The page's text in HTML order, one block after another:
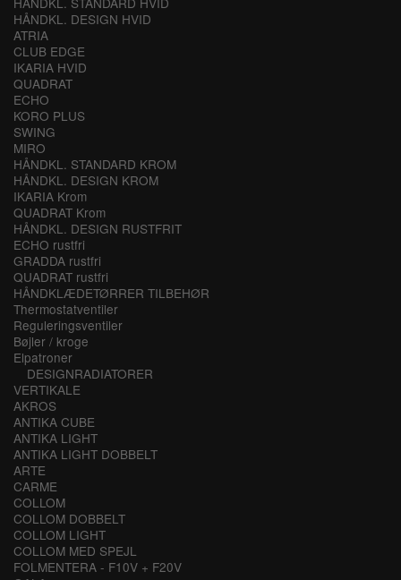
HÅNDKL. DESIGN HVID
ATRIA
CLUB EDGE
IKARIA HVID
QUADRAT
ECHO
KORO PLUS
SWING
MIRO
HÅNDKL. STANDARD KROM
HÅNDKL. DESIGN KROM
IKARIA Krom
QUADRAT Krom
HÅNDKL. DESIGN RUSTFRIT
ECHO rustfri
GRADDA rustfri
QUADRAT rustfri
HÅNDKLÆDETØRRER TILBEHØR
Thermostatventiler
Reguleringsventiler
Bøjler / kroge
Elpatroner
DESIGNRADIATORER
VERTIKALE
AKROS
ANTIKA CUBE
ANTIKA LIGHT
ANTIKA LIGHT DOBBELT
ARTE
CARME
COLLOM
COLLOM DOBBELT
COLLOM LIGHT
COLLOM MED SPEJL
FOLMENTERA - F10V + F20V